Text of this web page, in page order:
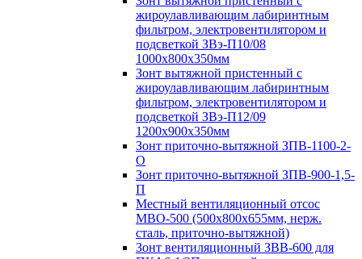
жироулавливающим лабиринтным
фильтром, электровентилятором и
подсветкой ЗВэ-П10/08
1000х800х350мм
Зонт вытяжной пристенный с
жироулавливающим лабиринтным
фильтром, электровентилятором и
подсветкой ЗВэ-П12/09
1200х900х350мм
Зонт приточно-вытяжной ЗПВ-1100-2-
О
Зонт приточно-вытяжной ЗПВ-900-1,5-
П
Местный вентиляционный отсос
МВО-500 (500х800х655мм, нерж.
сталь, приточно-вытяжной)
Зонт вентиляционный ЗВВ-600 для